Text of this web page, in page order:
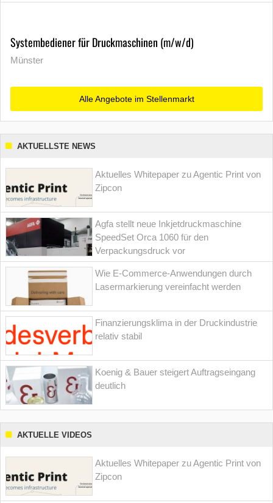
Systembediener für Druckmaschinen (m/w/d)
Münster
Alle Angebote im Stellenmarkt
AKTUELLSTE NEWS
Aktuelles Whitepaper zu Agentic Print von
Zipcon
Agfa stellt neue Inkjetdruckmaschine
SpeedSet Orca 1060 für den
Verpackungsdruck vor
Wie E-Commerce-Anwendungen durch
Lasermarkierung vereinfacht werden
Finanzierungsklima in der Druckindustrie
relativ stabil
Koenig & Bauer steigert Auftragseingang
deutlich
AKTUELLE VIDEOS
Aktuelles Whitepaper zu Agentic Print von
Zipcon